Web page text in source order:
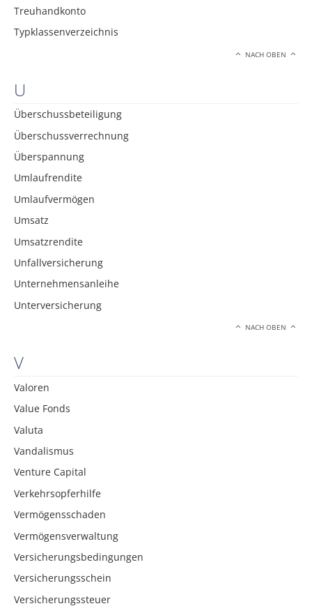
Treuhandkonto
Typklassenverzeichnis
NACH OBEN
U
Überschussbeteiligung
Überschussverrechnung
Überspannung
Umlaufrendite
Umlaufvermögen
Umsatz
Umsatzrendite
Unfallversicherung
Unternehmensanleihe
Unterversicherung
NACH OBEN
V
Valoren
Value Fonds
Valuta
Vandalismus
Venture Capital
Verkehrsopferhilfe
Vermögensschaden
Vermögensverwaltung
Versicherungsbedingungen
Versicherungsschein
Versicherungssteuer